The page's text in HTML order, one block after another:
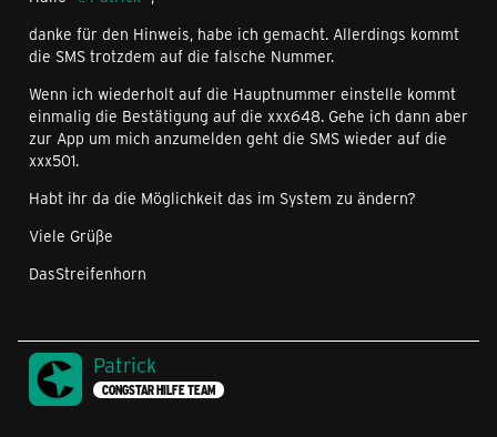
danke für den Hinweis, habe ich gemacht. Allerdings kommt
die SMS trotzdem auf die falsche Nummer.
Wenn ich wiederholt auf die Hauptnummer einstelle kommt
einmalig die Bestätigung auf die xxx648. Gehe ich dann aber
zur App um mich anzumelden geht die SMS wieder auf die
xxx501.
Habt ihr da die Möglichkeit das im System zu ändern?
Viele Grüße
DasStreifenhorn
Patrick
CONGSTAR HILFE TEAM